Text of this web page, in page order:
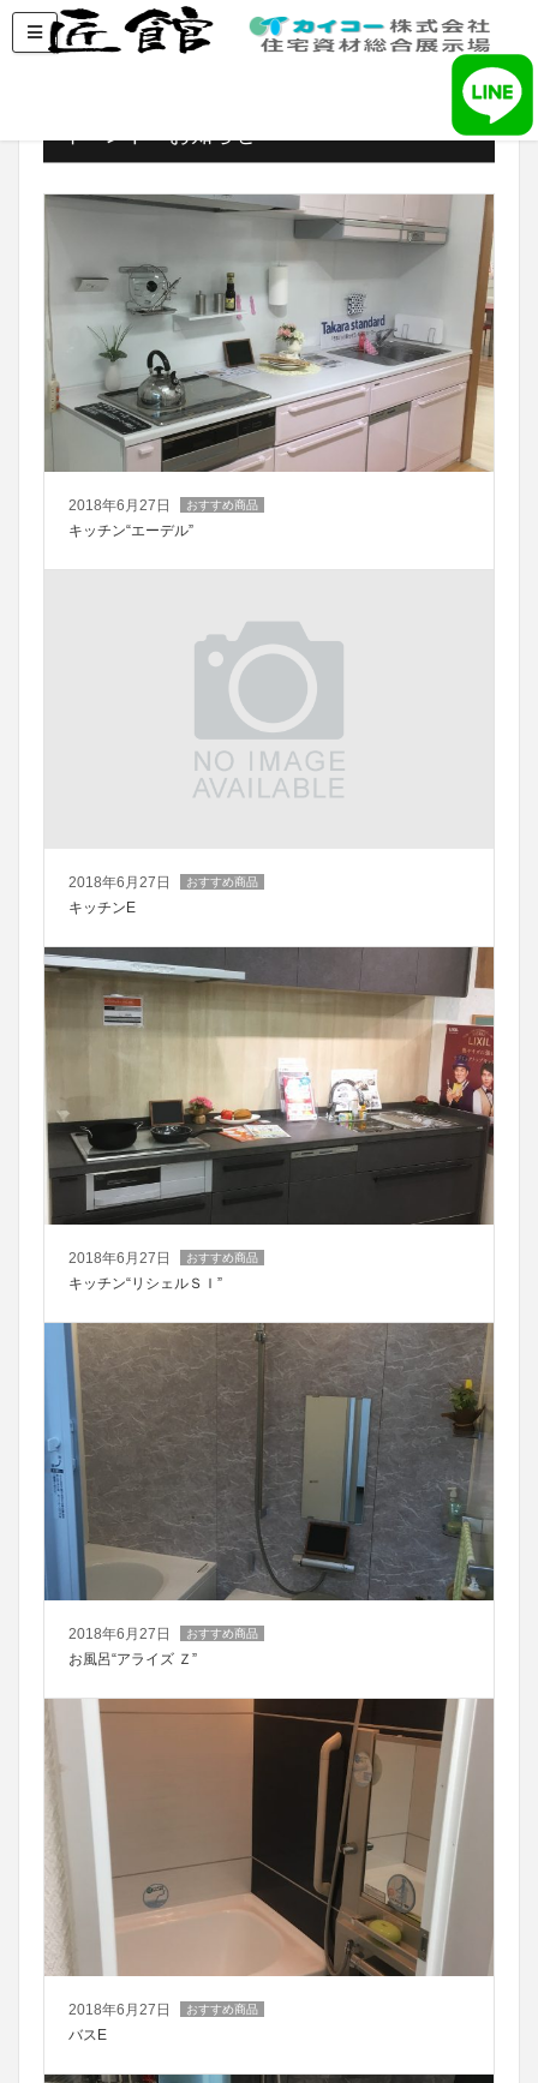
イベント・お知らせ
2018年6月27日 おすすめ商品
キッチン“エーデル”
2018年6月27日 おすすめ商品
キッチンE
2018年6月27日 おすすめ商品
キッチン“リシェルＳＩ”
2018年6月27日 おすすめ商品
お風呂“アライズ Ｚ”
2018年6月27日 おすすめ商品
バスE